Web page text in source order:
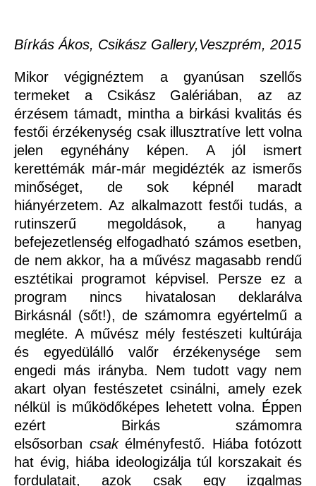
Bírkás Ákos, Csikász Gallery,Veszprém, 2015
Mikor végignéztem a gyanúsan szellős
termeket a Csikász Galériában, az az
érzésem támadt, mintha a birkási kvalitás és
festői érzékenység csak illusztratíve lett volna
jelen egynéhány képen. A jól ismert
kerettémák már-már megidézték az ismerős
minőséget, de sok képnél maradt
hiányérzetem. Az alkalmazott festői tudás, a
rutinszerű megoldások, a hanyag
befejezetlenség elfogadható számos esetben,
de nem akkor, ha a művész magasabb rendű
esztétikai programot képvisel. Persze ez a
program nincs hivatalosan deklarálva
Birkásnál (sőt!), de számomra egyértelmű a
megléte. A művész mély festészeti kultúrája
és egyedülálló valőr érzékenysége sem
engedi más irányba. Nem tudott vagy nem
akart olyan festészetet csinálni, amely ezek
nélkül is működőképes lehetett volna. Éppen
ezért Birkás számomra
elsősorban csak élményfestő. Hiába fotózott
hat évig, hiába ideologizálja túl korszakait és
fordulatait, azok csak egy izgalmas